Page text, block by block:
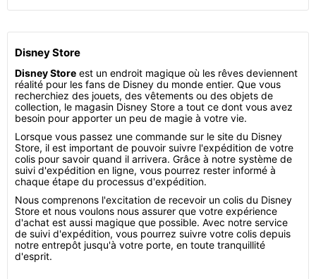
Disney Store
Disney Store est un endroit magique où les rêves deviennent
réalité pour les fans de Disney du monde entier. Que vous
recherchiez des jouets, des vêtements ou des objets de
collection, le magasin Disney Store a tout ce dont vous avez
besoin pour apporter un peu de magie à votre vie.
Lorsque vous passez une commande sur le site du Disney
Store, il est important de pouvoir suivre l'expédition de votre
colis pour savoir quand il arrivera. Grâce à notre système de
suivi d'expédition en ligne, vous pourrez rester informé à
chaque étape du processus d'expédition.
Nous comprenons l'excitation de recevoir un colis du Disney
Store et nous voulons nous assurer que votre expérience
d'achat est aussi magique que possible. Avec notre service
de suivi d'expédition, vous pourrez suivre votre colis depuis
notre entrepôt jusqu'à votre porte, en toute tranquillité
d'esprit.